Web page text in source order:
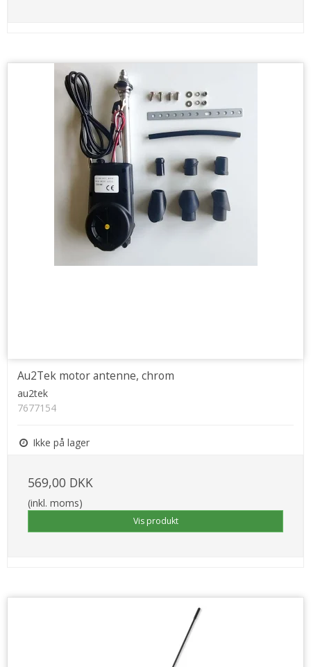
Au2Tek motor antenne, chrom
au2tek
7677154
Ikke på lager
569,00 DKK
(inkl. moms)
Vis produkt